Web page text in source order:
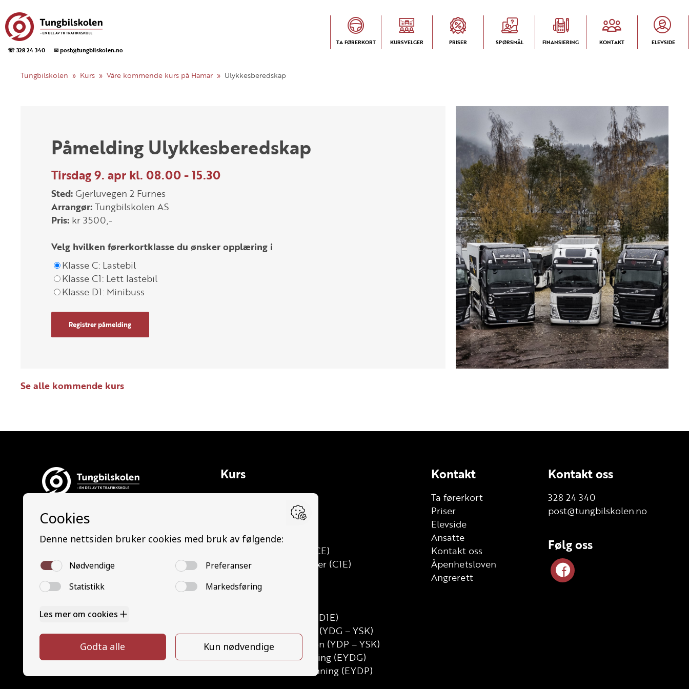
☏ 328 24 340 ✉ post@tungbilskolen.no
TA FØRERKORT KURSVELGER PRISER SPØRSMÅL FINANSIERING KONTAKT ELEVSIDE
Tungbilskolen Kurs Våre kommende kurs på Hamar Ulykkesberedskap
Påmelding Ulykkesberedskap
Tirsdag 9. apr kl. 08.00 - 15.30
Sted:Gjerluvegen 2 Furnes
Arrangør:Tungbilskolen AS
Pris: kr 3500,-
Velg hvilken førerkortklasse du ønsker opplæring i
Klasse C: Lastebil
Klasse C1: Lett lastebil
Klasse D1: Minibuss
Registrer påmelding
Se alle kommende kurs
Tungbilskolen AS
Nedre Eikervei 14, 3045 Drammen
Tungbilskolen Sarpsborg:
Opphaugveien 3, 1738 Borgenhaugen
Tungbilskolen Hamar:
Hensmoveien 16, 3516 Hønefoss
Kurs
Alle
Lett lastebil (C1)
Lastebil med henger (CE)
Lett lastebil med henger (C1E)
Buss med henger (DE)
Minibuss med henger (D1E)
Grunnutdanning Gods (YDG – YSK)
Grunnutdanning Person (YDP – YSK)
YSK Gods etterutdanning (EYDG)
YSK Person etterutdanning (EYDP)
Kontakt
Ta førerkort
Priser
Elevside
Ansatte
Kontakt oss
Åpenhetsloven
Angrerett
Kontakt oss
328 24 340
post@tungbilskolen.no
Følg oss